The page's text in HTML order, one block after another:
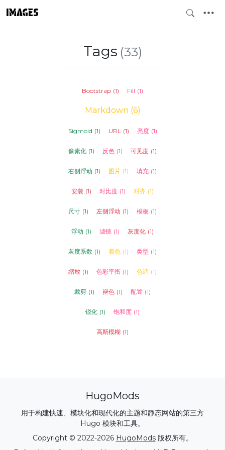
IMAGES
Tags (33)
Bootstrap (1) Fill (1)
Markdown (6)
Sigmoid (1) URL (1) 亮度 (1)
像素化 (1) 反色 (1) 可见度 (1)
右侧浮动 (1) 图片 (1) 填充 (1)
安装 (1) 对比度 (1) 对齐 (1)
尺寸 (1) 左侧浮动 (1) 模板 (1)
浮动 (1) 滤镜 (1) 灰度化 (1)
灰度系数 (1) 着色 (1) 类型 (1)
缩放 (1) 色彩平衡 (1) 色调 (1)
裁剪 (1) 褪色 (1) 配置 (1)
锐化 (1) 饱和度 (1)
高斯模糊 (1)
HugoMods
用于构建快速、模块化和现代化的主题和静态网站的第三方
Hugo 模块和工具。
Copyright © 2022-2026 HugoMods版权所有。